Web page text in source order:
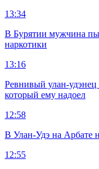
13:34
В Бурятии мужчина
наркотики
13:16
Ревнивый улан-
который ему надоел
12:58
В Улан-Удэ на Арбате
12:55